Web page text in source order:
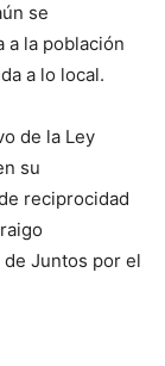
se
a la población
a lo local.
de la Ley
su
reciprocidad
Juntos por el